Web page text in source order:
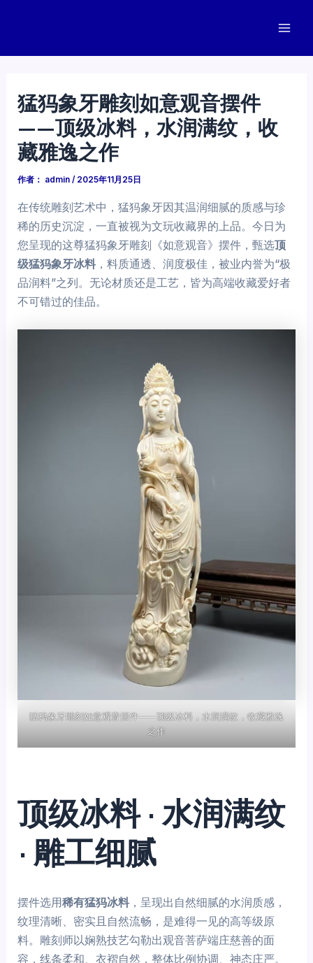
猛犸象牙雕刻如意观音摆件
——顶级冰料，水润满纹，收
藏雅逸之作
作者： admin/ 2025年11月25日
在传统雕刻艺术中，猛犸象牙因其温润细腻的质感与珍
稀的历史沉淀，一直被视为文玩收藏界的上品。今日为
您呈现的这尊猛犸象牙雕刻《如意观音》摆件，甄选顶
级猛犸象牙冰料 ，料质通透、润度极佳，被业内誉为“极
品润料”之列。无论材质还是工艺，皆为高端收藏爱好者
不可错过的佳品。
猛犸象牙雕刻如意观音摆件——顶级冰料，水润满纹，收藏雅逸
之作
顶级冰料 · 水润满纹
· 雕工细腻
摆件选用稀有猛犸冰料 ，呈现出自然细腻的水润质感，
纹理清晰、密实且自然流畅，是难得一见的高等级原
料。雕刻师以娴熟技艺勾勒出观音菩萨端庄慈善的面
容，线条柔和、衣褶自然，整体比例协调、神态庄严。